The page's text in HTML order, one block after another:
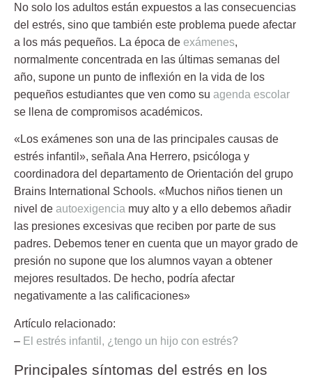
No solo los adultos están expuestos a las consecuencias
del estrés, sino que también este problema puede afectar
a los más pequeños. La época de exámenes,
normalmente concentrada en las últimas semanas del
año, supone un punto de inflexión en la vida de los
pequeños estudiantes que ven como su agenda escolar
se llena de compromisos académicos.
«Los exámenes son una de las principales causas de
estrés infantil», señala Ana Herrero, psicóloga y
coordinadora del departamento de Orientación del grupo
Brains International Schools. «Muchos niños tienen un
nivel de autoexigencia muy alto y a ello debemos añadir
las presiones excesivas que reciben por parte de sus
padres. Debemos tener en cuenta que un mayor grado de
presión no supone que los alumnos vayan a obtener
mejores resultados. De hecho, podría afectar
negativamente a las calificaciones»
Artículo relacionado:
– El estrés infantil, ¿tengo un hijo con estrés?
Principales síntomas del estrés en los